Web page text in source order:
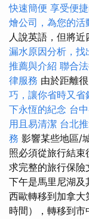
快速簡便 享受便
燴公司，為您的
人說英語，但將近
漏水原因分析，找
推薦與介紹 聯合
律服務 由於距離
巧，讓你省時又省
下永恆的紀念 台
用且易清潔 台北
務 影響某些地區/
照必須從旅行結
求完整的旅行保
下午是馬里尼湖及
西歐轉移到加拿
時間），轉移到